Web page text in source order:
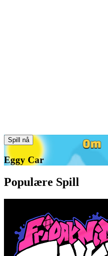
Spill nå
Eggy Car
Populære Spill